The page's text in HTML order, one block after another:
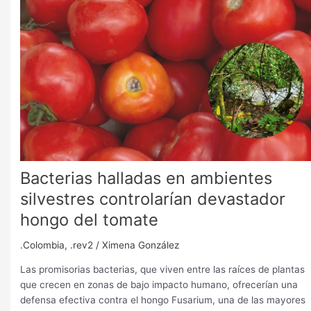
Bacterias halladas en ambientes
silvestres controlarían devastador
hongo del tomate
.Colombia, .rev2/ Ximena González
Las promisorias bacterias, que viven entre las raíces de plantas
que crecen en zonas de bajo impacto humano, ofrecerían una
defensa efectiva contra el hongo Fusarium, una de las mayores
en
ambientes
silvestres
controlarían
devastador
hongo
del
tomate